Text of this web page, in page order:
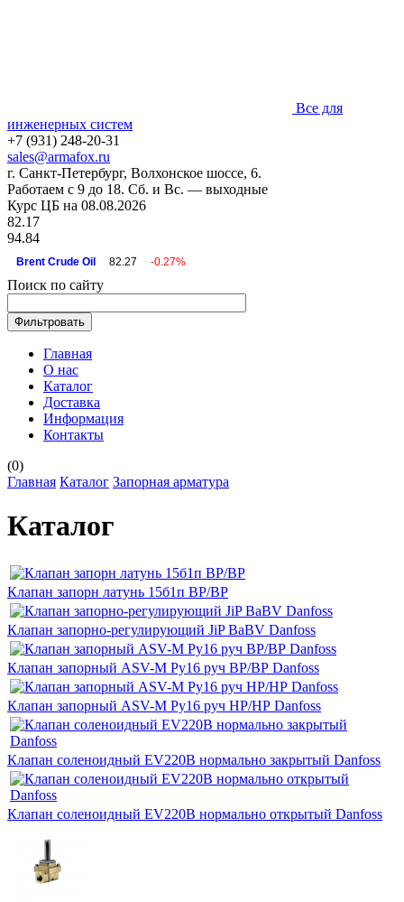
Все для
инженерных систем
+7 (931) 248-20-31
sales@armafox.ru
г. Санкт-Петербург, Волхонское шоссе, 6.
Работаем с 9 до 18. Сб. и Вс. — выходные
Курс ЦБ на 08.08.2026
82.17
94.84
Brent Crude Oil 82.27 -0.27%
Поиск по сайту
Главная
О нас
Каталог
Доставка
Информация
Контакты
(0)
Главная Каталог Запорная арматура
Каталог
Клапан запорн латунь 15б1п ВР/ВР
Клапан запорно-регулирующий JiP BaBV Danfoss
Клапан запорный ASV-М Ру16 руч ВР/ВР Danfoss
Клапан запорный ASV-М Ру16 руч НР/НР Danfoss
Клапан соленоидный EV220B нормально закрытый Danfoss
Клапан соленоидный EV220B нормально открытый Danfoss